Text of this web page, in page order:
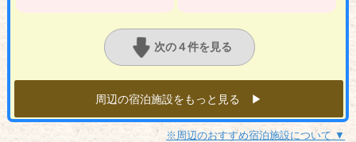
次の４件を見る
周辺の宿泊施設をもっと見る ▶︎
※周辺のおすすめ宿泊施設について ▼